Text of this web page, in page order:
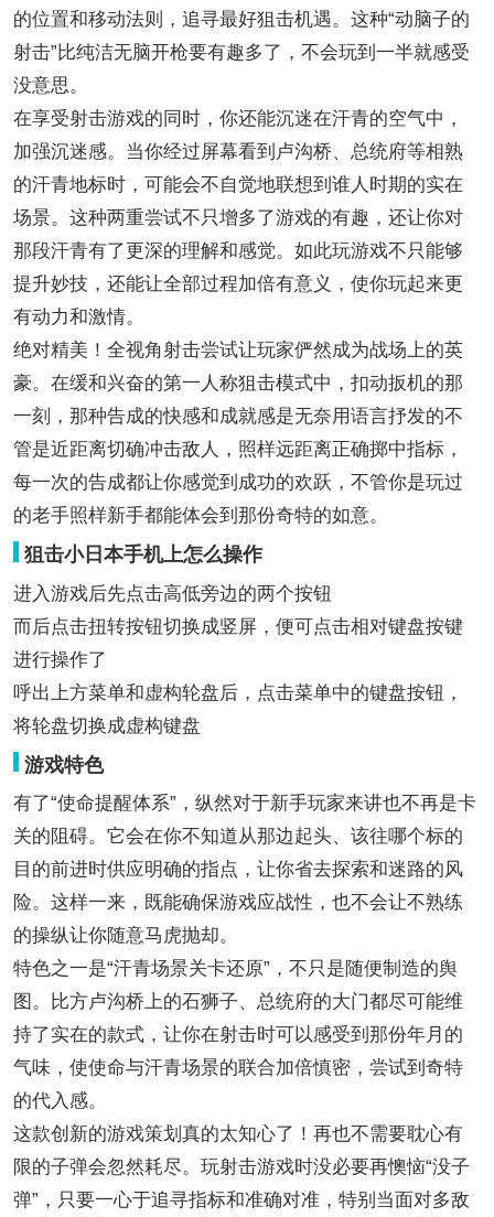
的位置和移动法则，追寻最好狙击机遇。这种“动脑子的
射击”比纯洁无脑开枪要有趣多了，不会玩到一半就感受
没意思。
在享受射击游戏的同时，你还能沉迷在汗青的空气中，
加强沉迷感。当你经过屏幕看到卢沟桥、总统府等相熟
的汗青地标时，可能会不自觉地联想到谁人时期的实在
场景。这种两重尝试不只增多了游戏的有趣，还让你对
那段汗青有了更深的理解和感觉。如此玩游戏不只能够
提升妙技，还能让全部过程加倍有意义，使你玩起来更
有动力和激情。
绝对精美！全视角射击尝试让玩家俨然成为战场上的英
豪。在缓和兴奋的第一人称狙击模式中，扣动扳机的那
一刻，那种告成的快感和成就感是无奈用语言抒发的不
管是近距离切确冲击敌人，照样远距离正确掷中指标，
每一次的告成都让你感觉到成功的欢跃，不管你是玩过
的老手照样新手都能体会到那份奇特的如意。
狙击小日本手机上怎么操作
进入游戏后先点击高低旁边的两个按钮
而后点击扭转按钮切换成竖屏，便可点击相对键盘按键
进行操作了
呼出上方菜单和虚构轮盘后，点击菜单中的键盘按钮，
将轮盘切换成虚构键盘
游戏特色
有了“使命提醒体系”，纵然对于新手玩家来讲也不再是卡
关的阻碍。它会在你不知道从那边起头、该往哪个标的
目的前进时供应明确的指点，让你省去探索和迷路的风
险。这样一来，既能确保游戏应战性，也不会让不熟练
的操纵让你随意马虎抛却。
特色之一是“汗青场景关卡还原”，不只是随便制造的舆
图。比方卢沟桥上的石狮子、总统府的大门都尽可能维
持了实在的款式，让你在射击时可以感受到那份年月的
气味，使使命与汗青场景的联合加倍慎密，尝试到奇特
的代入感。
这款创新的游戏策划真的太知心了！再也不需要耽心有
限的子弹会忽然耗尽。玩射击游戏时没必要再懊恼“没子
弹”，只要一心于追寻指标和准确对准，特别当面对多敌